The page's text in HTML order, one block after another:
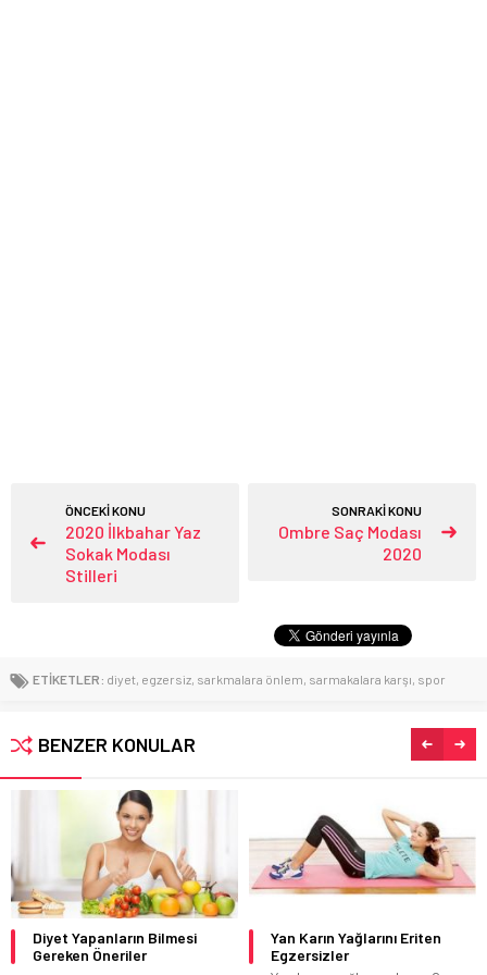
ÖNCEKİ KONU
2020 İlkbahar Yaz
Sokak Modası
Stilleri
SONRAKİ KONU
Ombre Saç Modası
2020
ETİKETLER: diyet, egzersiz, sarkmalara önlem, sarmakalara karşı, spor
BENZER KONULAR
Diyet Yapanların Bilmesi
Gereken Öneriler
Yan Karın Yağlarını Eriten
Egzersizler